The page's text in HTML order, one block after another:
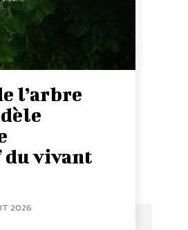
l’arbre
vivant
2026